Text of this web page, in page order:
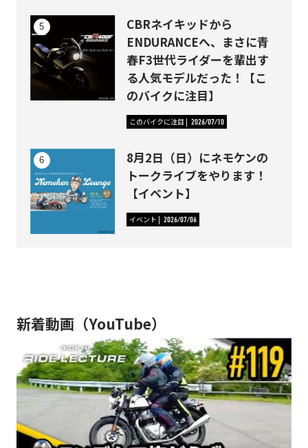
CBRネイキッドから
ENDURANCEへ、まさに青
春F3世代ライダーを輩出す
る人気モデルだった！【こ
のバイクに注目】
このバイクに注目 2026/07/10
8月2日（日）にネモケンの
トークライブをやります！
【イベント】
イベント 2026/07/06
新着動画（YouTube）